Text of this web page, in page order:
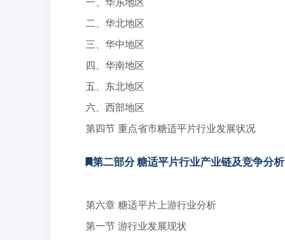
二、华北地区
三、华中地区
四、华南地区
五、东北地区
六、西部地区
第四节 重点省市糖适平片行业发展状况
第二部分 糖适平片行业产业链及竞争分析
第六章 糖适平片上游行业分析
第一节 游行业发展现状